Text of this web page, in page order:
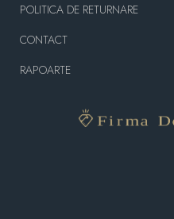
POLITICA DE RETURNARE
CONTACT
RAPOARTE